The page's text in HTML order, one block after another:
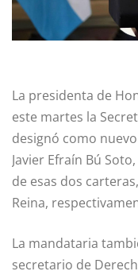
La presidenta de
este martes la
designó como
Javier Efraín Bú
de esas dos
Reina,
La mandataria
secretario de